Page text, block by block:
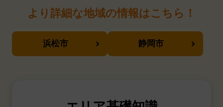
より詳細な地域の情報はこちら！
浜松市 静岡市